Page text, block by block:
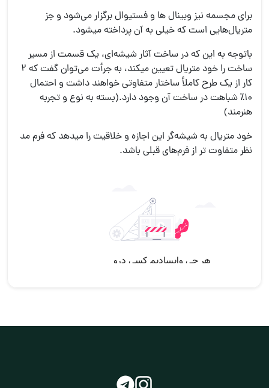
برای مجسمه نیز وبینال ها و فستیوال برگزار می‌شود و جز
متریال‌هایی است که خیلی به آن پرداخته میشود.
باتوجه به این که در ساخت آثار شیشه‌ای، یک قسمت از مسیر
ساخت را خود متریال تعیین میکند، به جرأت می‌توان گفت که ۲
کار از یک طرح کاملأ ساختار متفاوتی خواهند داشت و احتمال
۱۰٪ شباهت در ساخت آن وجود دارد.(بسته به نوع و تجربه
هنرمند)
خود متریال به شیشه‌گر این اجازه و خلاقیت را میدهد که فرم مد
نظر متفاوت تر از فرم‌های قبلی باشد.